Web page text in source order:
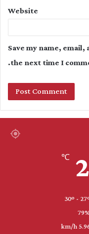
Website
Save my name,
the next time I
℃
5.96